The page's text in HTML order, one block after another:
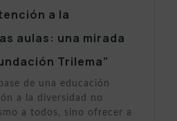
a la
aulas: una mirada
Trilema”
de una educación
a la diversidad no
a todos, sino ofrecer a